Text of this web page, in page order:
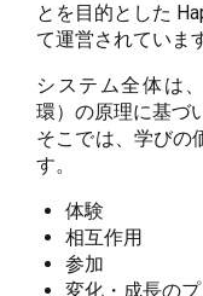
とを目的とした
て運営されていま
システム全体は
環）の原理に基づ
そこでは、学びの
す。
体験
相互作用
参加
変化・成長の